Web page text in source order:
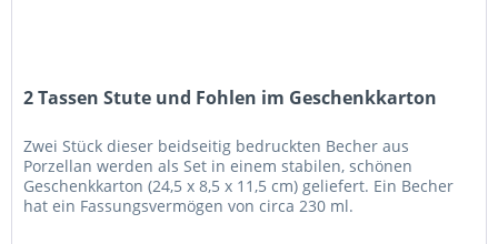
2 Tassen Stute und Fohlen im Geschenkkarton
Zwei Stück dieser beidseitig bedruckten Becher aus
Porzellan werden als Set in einem stabilen, schönen
Geschenkkarton (24,5 x 8,5 x 11,5 cm) geliefert. Ein Becher
hat ein Fassungsvermögen von circa 230 ml.